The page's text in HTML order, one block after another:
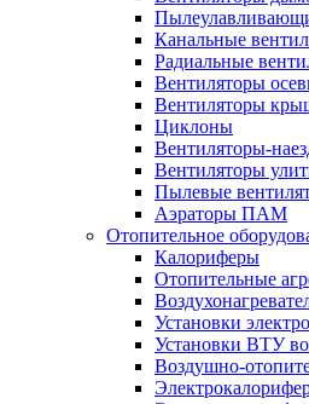
Канальные
Радиальные
Вентиляторы
Вентиляторы
Циклоны
Вентиляторы-
Вентиляторы
Пылевые
Аэраторы ПАМ
Отопительное
Калориферы
Отопительные
Установки
Установки ВТУ
Воздушно-